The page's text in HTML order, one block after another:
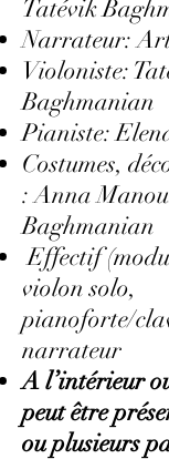
Tatévik
Narrateur:
Violoniste:
Baghmanian
Pianiste:
Costumes,
: Anna
Baghmanian
Effectif
violon solo,
pianoforte/
narrateur
A l’intérieur
peut être
ou plusieurs